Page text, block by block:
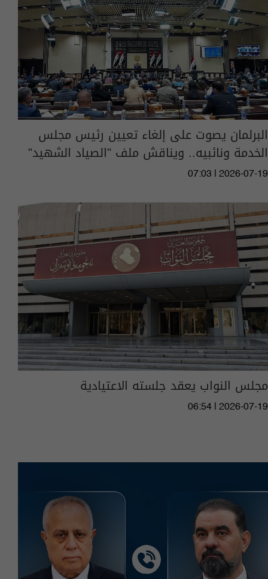
البرلمان يصوت على إلغاء تعيين رئيس مجلس
الخدمة ونائبيه.. ويناقش ملف "الصياد الشهيد"
07:03 | 2026-07-19
مجلس النواب يعقد جلسته الاعتيادية
06:54 | 2026-07-19